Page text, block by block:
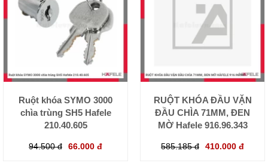
Ruột khóa SYMO 3000
chìa trùng SH5 Hafele
210.40.605
94.500 đ 66.000 đ
RUỘT KHÓA ĐẦU VẶN
ĐẦU CHÌA 71MM, ĐEN
MỜ Hafele 916.96.343
585.185 đ 410.000 đ